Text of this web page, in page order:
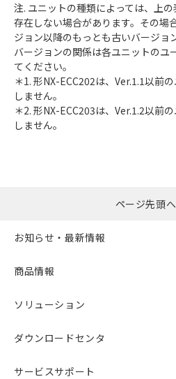
注. ユニットの種類によっては、上
存在しない場合があります。その場
ジョン以降のもっとも古いバージョ
バージョンの関係は各ユニットのユ
てください。
＊1. 形NX-ECC202は、Ver.1.1以前
しません。
＊2. 形NX-ECC203は、Ver.1.2以前
しません。
ページ先頭
お知らせ・最新情報
商品情報
ソリューション
ダウンロードセンタ
サービスサポート